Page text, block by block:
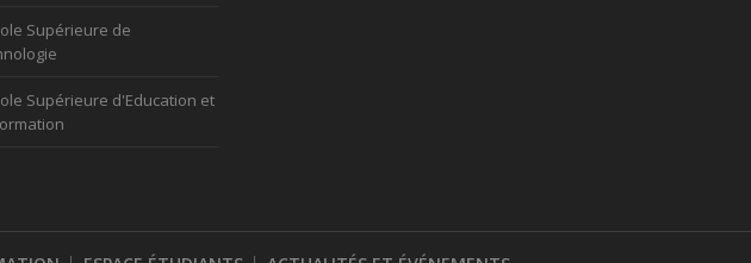
Supérieure de
Supérieure d'Education et